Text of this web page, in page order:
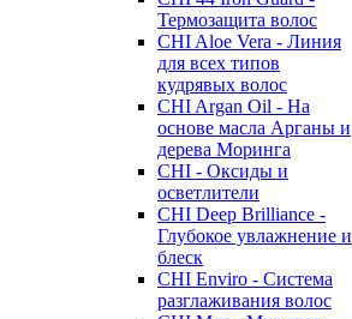
Термозащита волос
CHI Aloe Vera - Линия
для всех типов
кудрявых волос
CHI Argan Oil - На
основе масла Арганы и
дерева Моринга
CHI - Оксиды и
осветлители
CHI Deep Brilliance -
Глубокое увлажнение и
блеск
CHI Enviro - Система
разглаживания волос